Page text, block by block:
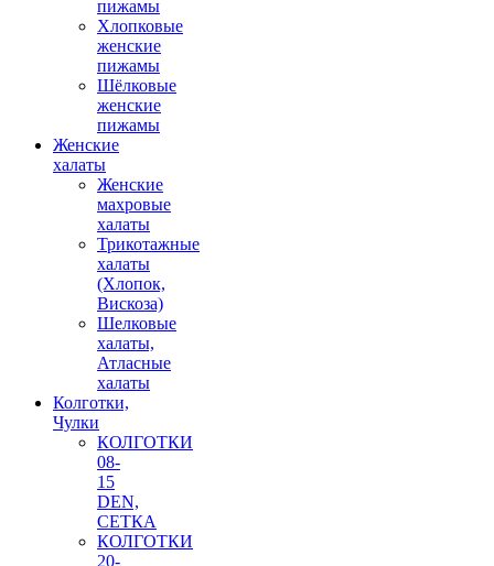
пижамы
Хлопковые
женские
пижамы
Шёлковые
женские
пижамы
Женские
халаты
Женские
махровые
халаты
Трикотажные
халаты
(Хлопок,
Вискоза)
Шелковые
халаты,
Атласные
халаты
Колготки,
Чулки
КОЛГОТКИ
08-
15
DEN,
СЕТКА
КОЛГОТКИ
20-